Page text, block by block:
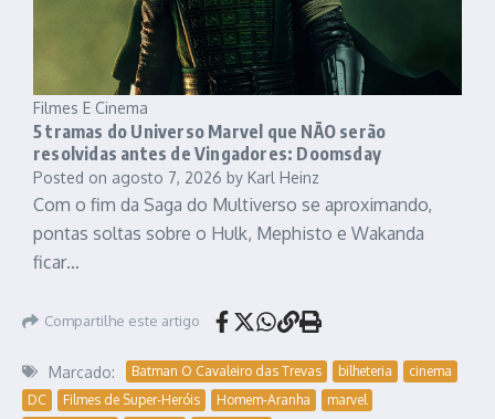
Filmes E Cinema
5 tramas do Universo Marvel que NÃO serão
resolvidas antes de Vingadores: Doomsday
Posted on agosto 7, 2026 by Karl Heinz
Com o fim da Saga do Multiverso se aproximando,
pontas soltas sobre o Hulk, Mephisto e Wakanda
ficar…
Compartilhe este artigo
Marcado: Batman O Cavaleiro das Trevas bilheteria
cinema
DC
Filmes de Super-Heróis Homem-Aranha
marvel